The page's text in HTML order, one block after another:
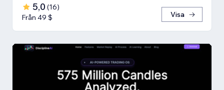
5,0 (16)
Från 49 $
Visa